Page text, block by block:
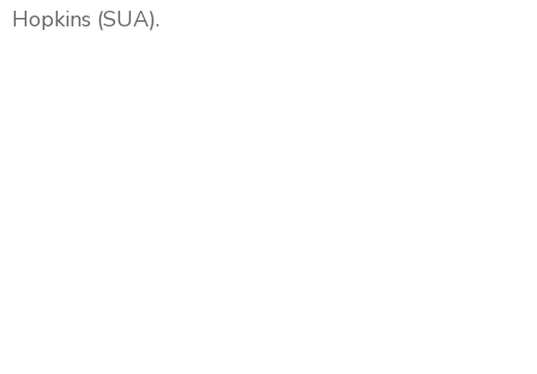
Hopkins (SUA).